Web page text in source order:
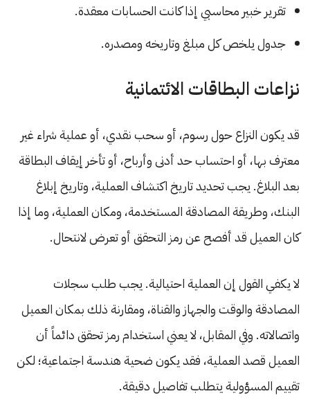
تقرير خبير محاسبي إذا كانت الحسابات معقدة.
جدول يلخص كل مبلغ وتاريخه ومصدره.
نزاعات البطاقات الائتمانية
قد يكون النزاع حول رسوم، أو سحب نقدي، أو عملية شراء غير
معترف بها، أو احتساب حد أدنى وأرباح، أو تأخر إيقاف البطاقة
بعد البلاغ. يجب تحديد تاريخ اكتشاف العملية، وتاريخ إبلاغ
البنك، وطريقة المصادقة المستخدمة، ومكان العملية، وما إذا
كان العميل قد أفصح عن رمز التحقق أو تعرض لانتحال.
لا يكفي القول إن العملية احتيالية. يجب طلب سجلات
المصادقة والوقت والجهاز والقناة، ومقارنة ذلك بمكان العميل
واتصالاته. وفي المقابل، لا يعني استخدام رمز تحقق دائماً أن
العميل قصد العملية، فقد يكون ضحية هندسة اجتماعية؛ لكن
تقييم المسؤولية يتطلب تفاصيل دقيقة.